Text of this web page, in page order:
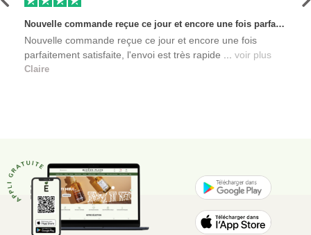
Nouvelle commande reçue ce jour et encore une fois parfaitement satisfaite, l'envoi est très rapide et les produits sont toujours conditionnés de manière personnalisés. L'avantage de commander auprès de créateurs indépendants.
Nouvelle commande reçue ce jour et encore une fois
parfaitement satisfaite, l'envoi est très rapide ... voir plus
Claire
Précédent